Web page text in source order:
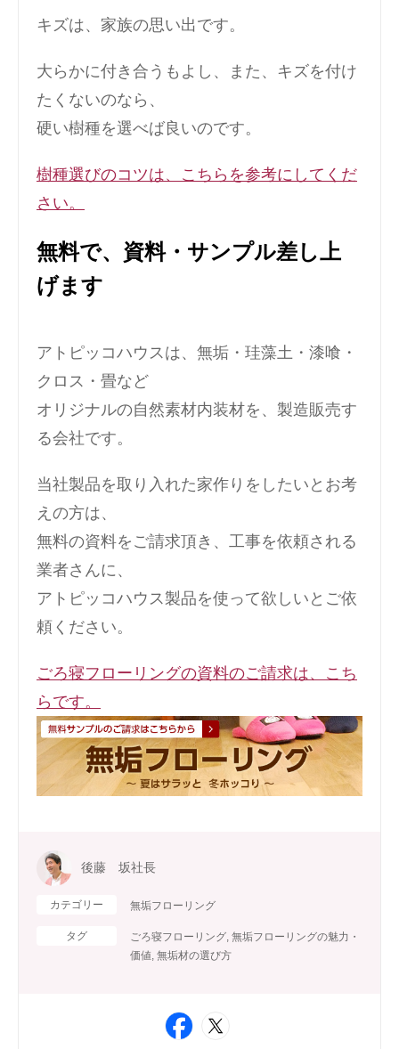
キズは、家族の思い出です。
大らかに付き合うもよし、また、キズを付け
たくないのなら、
硬い樹種を選べば良いのです。
樹種選びのコツは、こちらを参考にしてくだ
さい。
無料で、資料・サンプル差し上
げます
アトピッコハウスは、無垢・珪藻土・漆喰・
クロス・畳など
オリジナルの自然素材内装材を、製造販売す
る会社です。
当社製品を取り入れた家作りをしたいとお考
えの方は、
無料の資料をご請求頂き、工事を依頼される
業者さんに、
アトピッコハウス製品を使って欲しいとご依
頼ください。
ごろ寝フローリングの資料のご請求は、こち
らです。
後藤 坂社長
カテゴリー 無垢フローリング
タグ ごろ寝フローリング, 無垢フローリングの魅力・
価値, 無垢材の選び方